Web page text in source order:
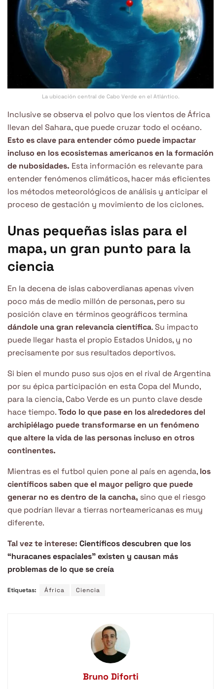
La ubicación central de Cabo Verde en el Atlántico.
Inclusive se observa el polvo que los vientos de África
llevan del Sahara, que puede cruzar todo el océano.
Esto es clave para entender cómo puede impactar
incluso en los ecosistemas americanos en la formación
de nubosidades. Esta información es relevante para
entender fenómenos climáticos, hacer más eficientes
los métodos meteorológicos de análisis y anticipar el
proceso de gestación y movimiento de los ciclones.
Unas pequeñas islas para el
mapa, un gran punto para la
ciencia
En la decena de islas caboverdianas apenas viven
poco más de medio millón de personas, pero su
posición clave en términos geográficos termina
dándole una gran relevancia científica. Su impacto
puede llegar hasta el propio Estados Unidos, y no
precisamente por sus resultados deportivos.
Si bien el mundo puso sus ojos en el rival de Argentina
por su épica participación en esta Copa del Mundo,
para la ciencia, Cabo Verde es un punto clave desde
hace tiempo.Todo lo que pase en los alrededores del
archipiélago puede transformarse en un fenómeno
que altere la vida de las personas incluso en otros
continentes.
Mientras es el futbol quien pone al país en agenda, los
científicos saben que el mayor peligro que puede
generar no es dentro de la cancha, sino que el riesgo
que podrían llevar a tierras norteamericanas es muy
diferente.
Tal vez te interese: Científicos descubren que los
“huracanes espaciales” existen y causan más
problemas de lo que se creía
Etiquetas: África Ciencia
Bruno Diforti